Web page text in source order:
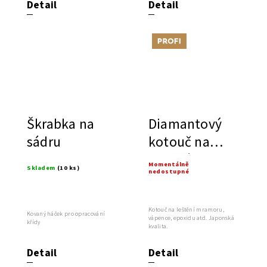
Detail Detail
Škrabka na
sádru
Skladem (10 ks)
Detail
Kovaný háček pro opracování
křídy
Tip
Diamantový
kotouč na
leštění
kamene
Momentálně
nedostupné
Detail
Kotouč na leštění mramoru,
vápence, epoxidu atd. Japonská
kvalita.